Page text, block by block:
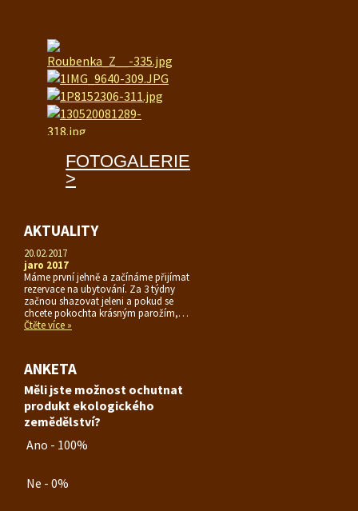
FOTOGALERIE
>
AKTUALITY
20.02.2017
jaro 2017
Máme první jehně a začínáme přijímat
rezervace na ubytování. Za 3 týdny
začnou shazovat jeleni a pokud se
chcete pokochta krásným parožím,…
Čtěte více »
ANKETA
Měli jste možnost ochutnat
produkt ekologického
zemědělství?
Ano - 100%
Ne - 0%